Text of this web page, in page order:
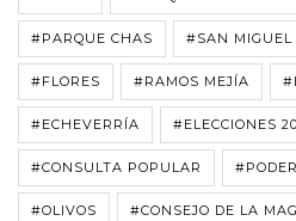
#PARQUE CHAS #SAN MIGUEL
#FLORES #RAMOS MEJÍA
#ECHEVERRÍA #ELECCIONES
#CONSULTA POPULAR
#OLIVOS #CONSEJO DE LA